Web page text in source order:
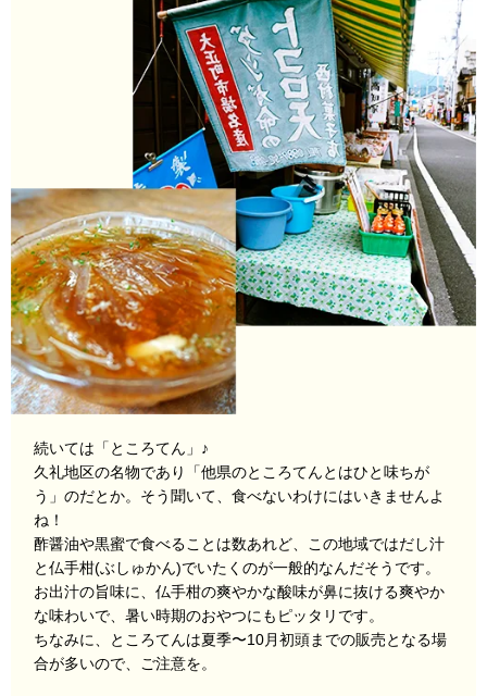
続いては「ところてん」♪
久礼地区の名物であり「他県のところてんとはひと味ちが
う」のだとか。そう聞いて、食べないわけにはいきませんよ
ね！
酢醤油や黒蜜で食べることは数あれど、この地域ではだし汁
と仏手柑(ぶしゅかん)でいたくのが一般的なんだそうです。
お出汁の旨味に、仏手柑の爽やかな酸味が鼻に抜ける爽やか
な味わいで、暑い時期のおやつにもピッタリです。
ちなみに、ところてんは夏季〜10月初頭までの販売となる場
合が多いので、ご注意を。